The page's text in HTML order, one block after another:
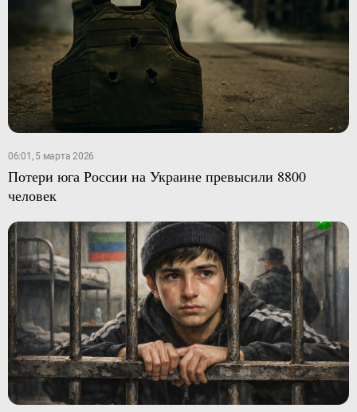
06:01, 5 марта 2026
Потери юга России на Украине превысили 8800
человек